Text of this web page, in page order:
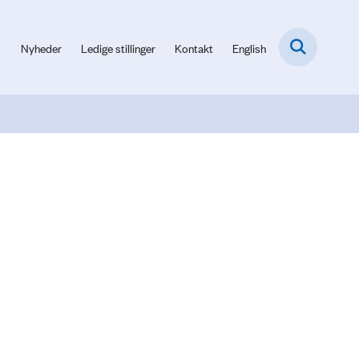
Nyheder Ledige stillinger Kontakt English